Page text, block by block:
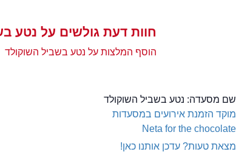
חוות דעת גולשים על נטע
הוסף המלצות על נטע בשביל השוקולד
שם מסעדה: נטע בשביל השוקולד
מוקד הזמנת אירועים במסעדות
Neta for the chocolate
מצאת טעות? עדכן אותנו כאן!